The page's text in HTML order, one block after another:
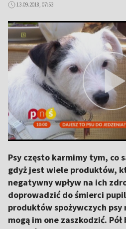
13.09.2018, 07:53
Psy często karmimy tym, co
gdyż jest wiele produktów,
negatywny wpływ na ich
doprowadzić do śmierci
produktów spożywczych psy
mogą im one zaszkodzić.